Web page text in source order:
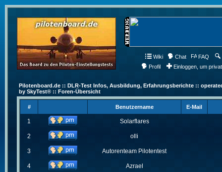
Wiki Chat FAQ
Profil
Einloggen, um
Pilotenboard.de :: DLR-Test Infos, Ausbildung, Erfahrungsberichte ::
by SkyTest® :: Foren-Übersicht
# Benutzername E-Mail
1 Solarflares
2 olli
3 Autorenteam Pilotentest
4 Azrael